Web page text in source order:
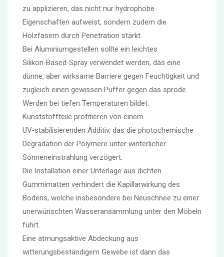
zu applizieren, das nicht nur hydrophobe
Eigenschaften aufweist, sondern zudem die
Holzfasern durch Penetration stärkt.
Bei Aluminiumgestellen sollte ein leichtes
Silikon‑Based‑Spray verwendet werden, das eine
dünne, aber wirksame Barriere gegen Feuchtigkeit und
zugleich einen gewissen Puffer gegen das spröde
Werden bei tiefen Temperaturen bildet.
Kunststoffteile profitieren von einem
UV‑stabilisierenden Additiv, das die photochemische
Degradation der Polymere unter winterlicher
Sonneneinstrahlung verzögert.
Die Installation einer Unterlage aus dichten
Gummimatten verhindert die Kapillarwirkung des
Bodens, welche insbesondere bei Neuschnee zu einer
unerwünschten Wasseransammlung unter den Möbeln
führt.
Eine atmungsaktive Abdeckung aus
witterungsbeständigem Gewebe ist dann das